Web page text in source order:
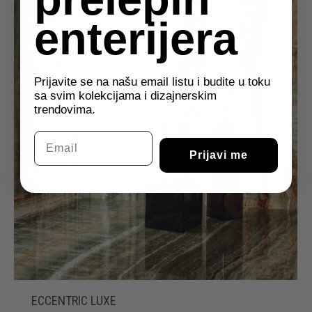
ECCENTRIC LUXE
enterijera
Prijavite se na našu email listu i budite u toku
sa svim kolekcijama i dizajnerskim
trendovima.
Email
Prijavi me